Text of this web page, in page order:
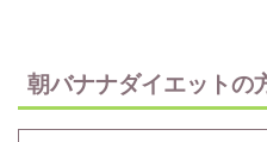
朝バナナダイエットの